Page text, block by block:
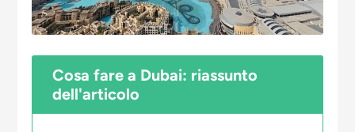
Cosa fare a Dubai: riassunto
dell'articolo